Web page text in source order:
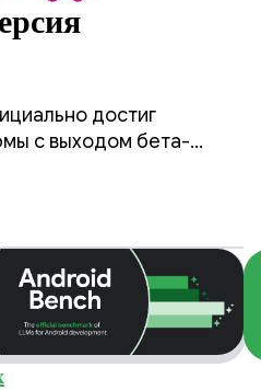
достиг
с выходом бета-
доступ к API
провести финальное
и разместить
на Android